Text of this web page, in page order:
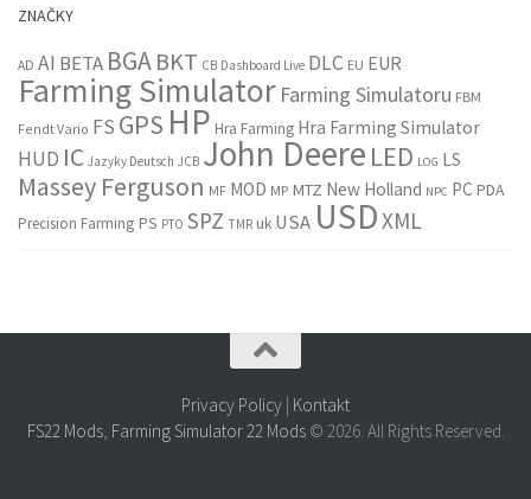
ZNAČKY
AD AI BETA BGABKT CB Dashboard Live DLC EU EUR
Farming Simulator Farming Simulatoru FBM
Fendt Vario FS GPS HP Hra Farming Hra Farming Simulator
HUD IC Jazyky Deutsch JCB John Deere LED LOG LS
Massey Ferguson MF MOD MP MTZ New Holland NPC PC PDA
Precision Farming PS PTO SPZ TMR uk USA USDXML
Privacy Policy | Kontakt
FS22 Mods, Farming Simulator 22 Mods© 2026. All Rights Reserved.